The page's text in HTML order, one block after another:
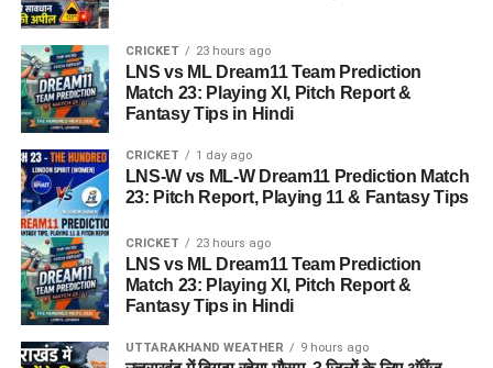
CRICKET 23 hours ago
LNS vs ML Dream11 Team Prediction
Match 23: Playing XI, Pitch Report &
Fantasy Tips in Hindi
CRICKET 1 day ago
LNS-W vs ML-W Dream11 Prediction Match
23: Pitch Report, Playing 11 & Fantasy Tips
CRICKET 23 hours ago
LNS vs ML Dream11 Team Prediction
Match 23: Playing XI, Pitch Report &
Fantasy Tips in Hindi
UTTARAKHAND WEATHER 9 hours ago